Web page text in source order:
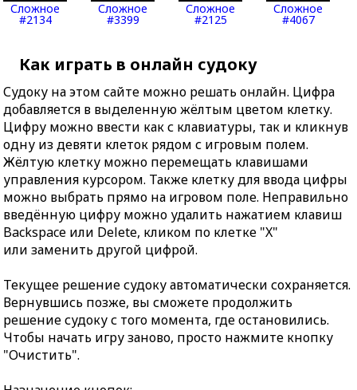
Сложное
#2134
Сложное
#3399
Сложное
#2125
Сложное
#4067
Как играть в онлайн судоку
Судоку на этом сайте можно решать онлайн. Цифра
добавляется в выделенную жёлтым цветом клетку.
Цифру можно ввести как с клавиатуры, так и кликнув
одну из девяти клеток рядом с игровым полем.
Жёлтую клетку можно перемещать клавишами
управления курсором. Также клетку для ввода цифры
можно выбрать прямо на игровом поле. Неправильно
введённую цифру можно удалить нажатием клавиш
Backspace или Delete, кликом по клетке "X"
или заменить другой цифрой.
Текущее решение судоку автоматически сохраняется.
Вернувшись позже, вы сможете продолжить
решение судоку с того момента, где остановились.
Чтобы начать игру заново, просто нажмите кнопку
"Очистить".